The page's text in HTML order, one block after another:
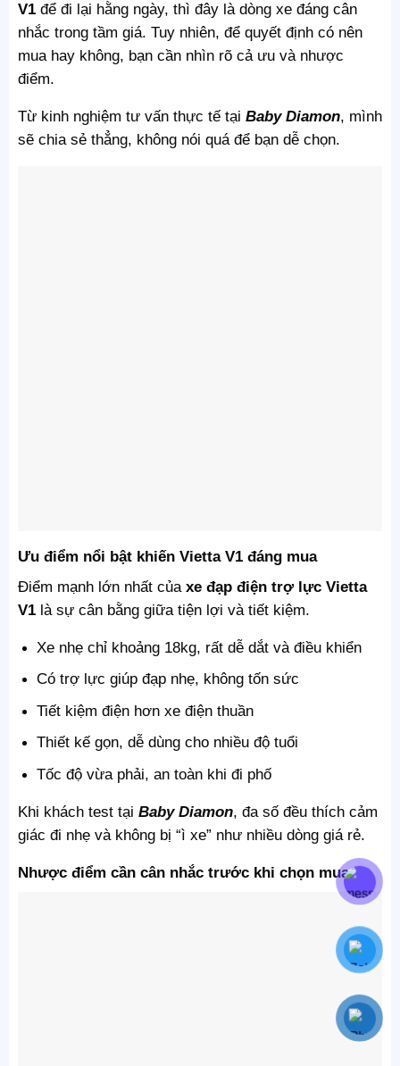
V1để đi lại hằng ngày, thì đây là dòng xe đáng cân
nhắc trong tầm giá. Tuy nhiên, để quyết định có nên
mua hay không, bạn cần nhìn rõ cả ưu và nhược
điểm.
Từ kinh nghiệm tư vấn thực tế tại Baby Diamon, mình
sẽ chia sẻ thẳng, không nói quá để bạn dễ chọn.
Ưu điểm nổi bật khiến Vietta V1 đáng mua
Điểm mạnh lớn nhất của xe đạp điện trợ lực Vietta
V1là sự cân bằng giữa tiện lợi và tiết kiệm.
Xe nhẹ chỉ khoảng 18kg, rất dễ dắt và điều khiển
Có trợ lực giúp đạp nhẹ, không tốn sức
Tiết kiệm điện hơn xe điện thuần
Thiết kế gọn, dễ dùng cho nhiều độ tuổi
Tốc độ vừa phải, an toàn khi đi phố
Khi khách test tại Baby Diamon, đa số đều thích cảm
giác đi nhẹ và không bị “ì xe” như nhiều dòng giá rẻ.
Nhược điểm cần cân nhắc trước khi chọn mua